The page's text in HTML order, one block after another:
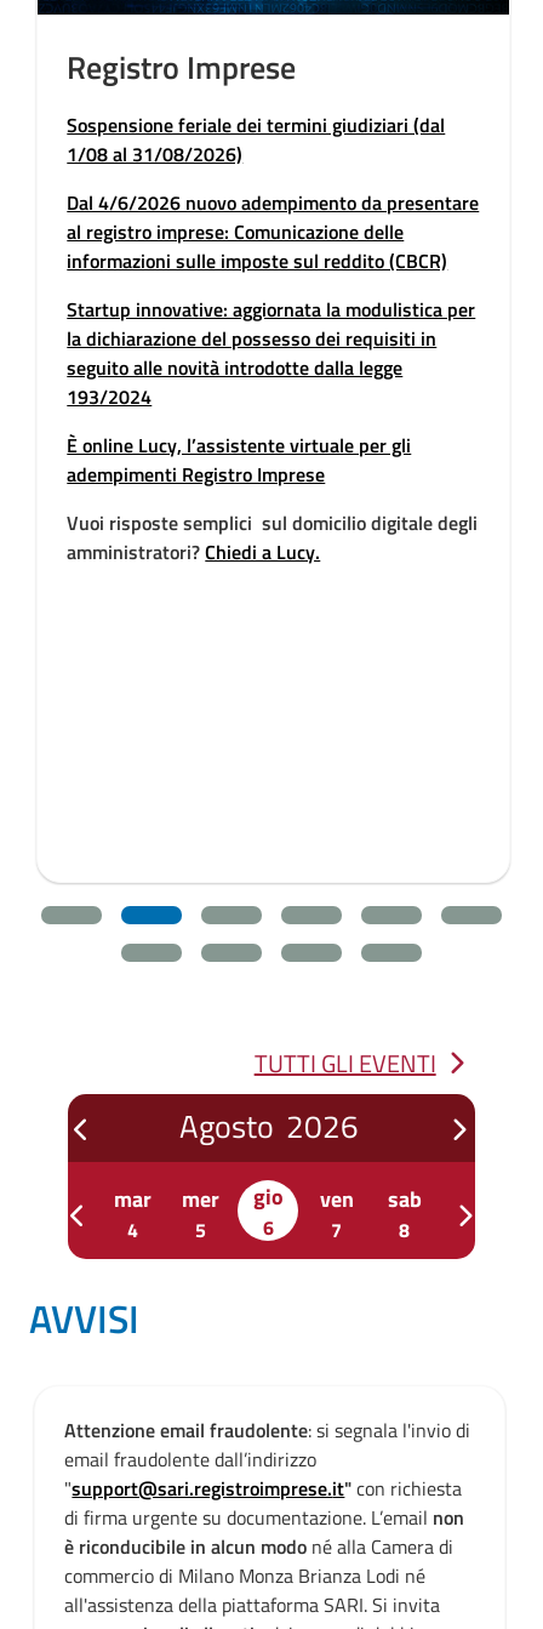
Registro Imprese
Sospensione feriale dei termini giudiziari (dal
1/08 al 31/08/2026)
Dal 4/6/2026 nuovo adempimento da presentare
al registro imprese: Comunicazione delle
informazioni sulle imposte sul reddito (CBCR)
Startup innovative: aggiornata la modulistica per
la dichiarazione del possesso dei requisiti in
seguito alle novità introdotte dalla legge
193/2024
È online Lucy, l’assistente virtuale per gli
adempimenti Registro Imprese
Vuoi risposte semplici sul domicilio digitale degli
amministratori?Chiedi a Lucy.
TUTTI GLI EVENTI
Agosto 2026 next
lun mar
4
mer
5
gio
6
ven
7
sab
8
dom
9
prev next
AVVISI
Attenzione email fraudolente: si segnala l'invio di
email fraudolente dall’indirizzo
"support@sari.registroimprese.it"con richiesta
di firma urgente su documentazione. L’email non
è riconducibile in alcun modo né alla Camera di
commercio di Milano Monza Brianza Lodi né
all'assistenza della piattaforma SARI. Si invita